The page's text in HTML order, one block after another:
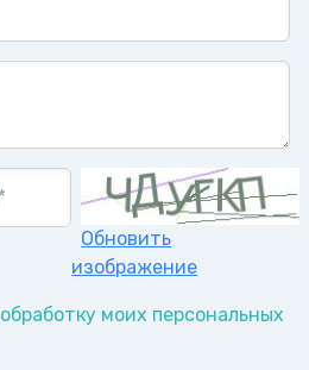
Обновить
изображение
обработку моих персональных